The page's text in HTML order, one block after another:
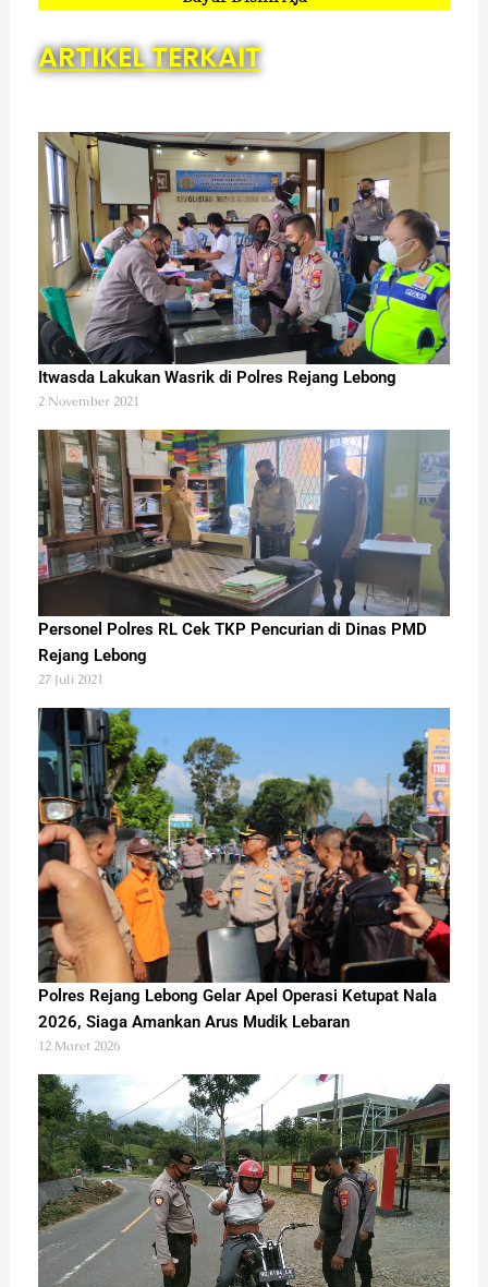
ARTIKEL TERKAIT
Itwasda Lakukan Wasrik di Polres Rejang Lebong
2 November 2021
Personel Polres RL Cek TKP Pencurian di Dinas PMD
Rejang Lebong
27 Juli 2021
Polres Rejang Lebong Gelar Apel Operasi Ketupat Nala
2026, Siaga Amankan Arus Mudik Lebaran
12 Maret 2026